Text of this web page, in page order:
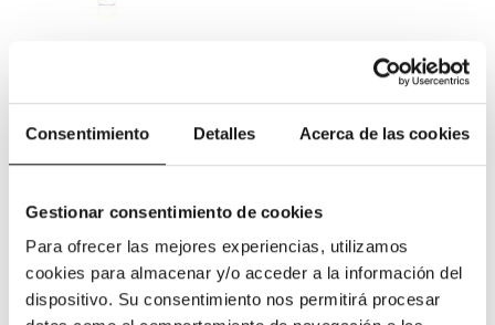
Consentimiento Detalles Acerca de las cookies
Gestionar consentimiento de cookies
Para ofrecer las mejores experiencias, utilizamos
cookies para almacenar y/o acceder a la información del
dispositivo. Su consentimiento nos permitirá procesar
Crema Solar Mineral Protection SPF50 - E´lifexir Dermo
Complemento Alimenticio para ayudar al descanso nocturno -
Netisum VPT 60 caps
11,31 €